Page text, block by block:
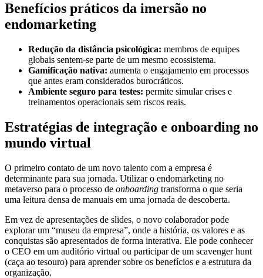
Benefícios práticos da imersão no
endomarketing
Redução da distância psicológica: membros de equipes
globais sentem-se parte de um mesmo ecossistema.
Gamificação nativa: aumenta o engajamento em processos
que antes eram considerados burocráticos.
Ambiente seguro para testes: permite simular crises e
treinamentos operacionais sem riscos reais.
Estratégias de integração e onboarding no
mundo virtual
O primeiro contato de um novo talento com a empresa é
determinante para sua jornada. Utilizar o endomarketing no
metaverso para o processo de onboarding transforma o que seria
uma leitura densa de manuais em uma jornada de descoberta.
Em vez de apresentações de slides, o novo colaborador pode
explorar um “museu da empresa”, onde a história, os valores e as
conquistas são apresentados de forma interativa. Ele pode conhecer
o CEO em um auditório virtual ou participar de um scavenger hunt
(caça ao tesouro) para aprender sobre os benefícios e a estrutura da
organização.